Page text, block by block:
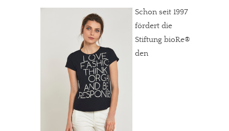
Schon seit 1997
fördert die
Stiftung bioRe®
den